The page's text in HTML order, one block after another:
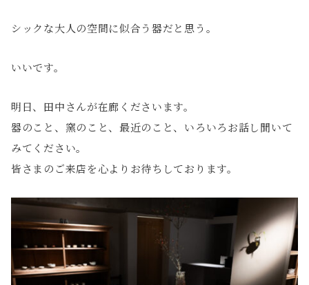
シックな大人の空間に似合う器だと思う。
いいです。
明日、田中さんが在廊くださいます。
器のこと、窯のこと、最近のこと、いろいろお話し聞いて
みてください。
皆さまのご来店を心よりお待ちしております。